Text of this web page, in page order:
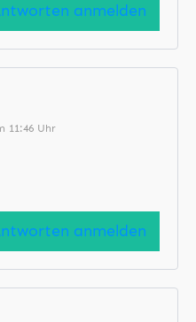
anmelden
11:46 Uhr
anmelden